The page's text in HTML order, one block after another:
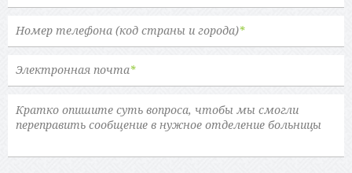
Номер телефона (код страны и города)*
Электронная почта*